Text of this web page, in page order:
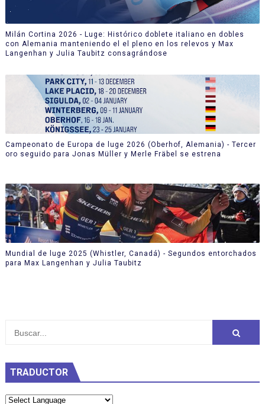
Milán Cortina 2026 - Luge: Histórico doblete italiano en dobles
con Alemania manteniendo el el pleno en los relevos y Max
Langenhan y Julia Taubitz consagrándose
Campeonato de Europa de luge 2026 (Oberhof, Alemania) - Tercer
oro seguido para Jonas Müller y Merle Fräbel se estrena
Mundial de luge 2025 (Whistler, Canadá) - Segundos entorchados
para Max Langenhan y Julia Taubitz
TRADUCTOR